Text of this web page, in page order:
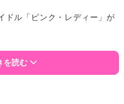
ドル「ピンク・レディー」が
を読む